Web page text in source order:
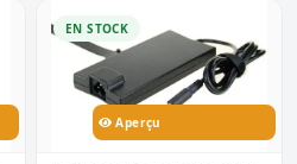
EN STOCK
Aperçu